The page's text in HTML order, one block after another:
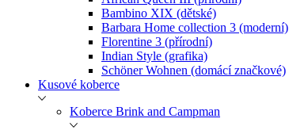
Bambino XIX (dětské)
Barbara Home collection 3 (moderní)
Florentine 3 (přírodní)
Indian Style (grafika)
Schöner Wohnen (domácí značkové)
Kusové koberce
Koberce Brink and Campman